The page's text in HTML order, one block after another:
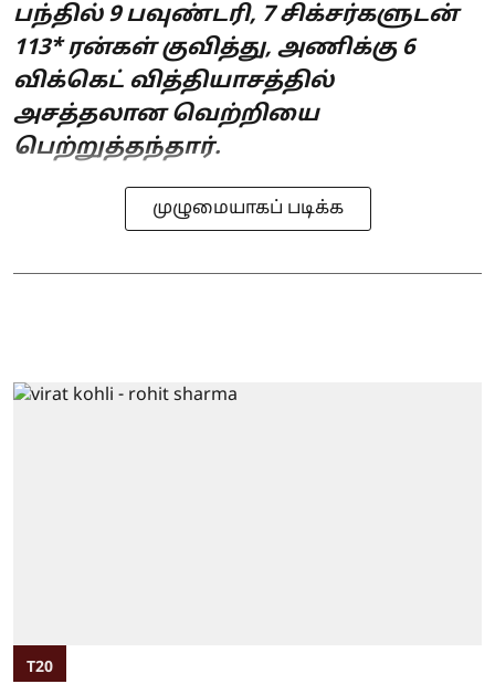
பந்தில் 9 பவுண்டரி, 7 சிக்சர்களுடன்
113* ரன்கள் குவித்து, அணிக்கு 6
விக்கெட் வித்தியாசத்தில்
அசத்தலான வெற்றியை
பெற்றுத்தந்தார்.
முழுமையாகப் படிக்க
T20